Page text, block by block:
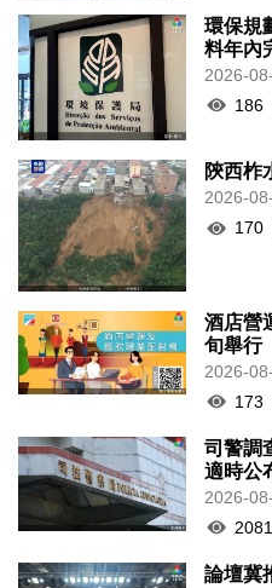
環保規
料年內
2026-
186
陝西柞
2026-
170
酒店營
旬舉行
2026-
173
司警調
適時公
2026-
2081
論壇冀